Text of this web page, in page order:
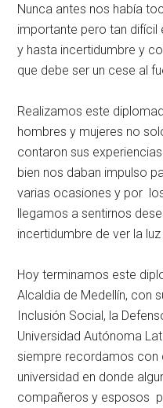
Nunca antes nos había
importante pero tan difícil
y hasta incertidumbre y
que debe ser un cese al
Realizamos este
hombres y mujeres no
contaron sus
bien nos daban impulso
varias ocasiones y por
llegamos a sentirnos
incertidumbre de ver la luz
Hoy terminamos este
Alcaldia de Medellín, con
Inclusión Social, la
Universidad Autónoma
siempre recordamos con
universidad en donde
compañeros y esposos